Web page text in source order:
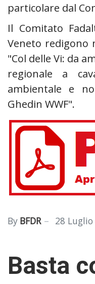
particolare dal
Il Comitato
Veneto redigono
"Col delle Vi: da
regionale a
ambientale e
Ghedin WWF".
By BFDR 28 Luglio
Basta